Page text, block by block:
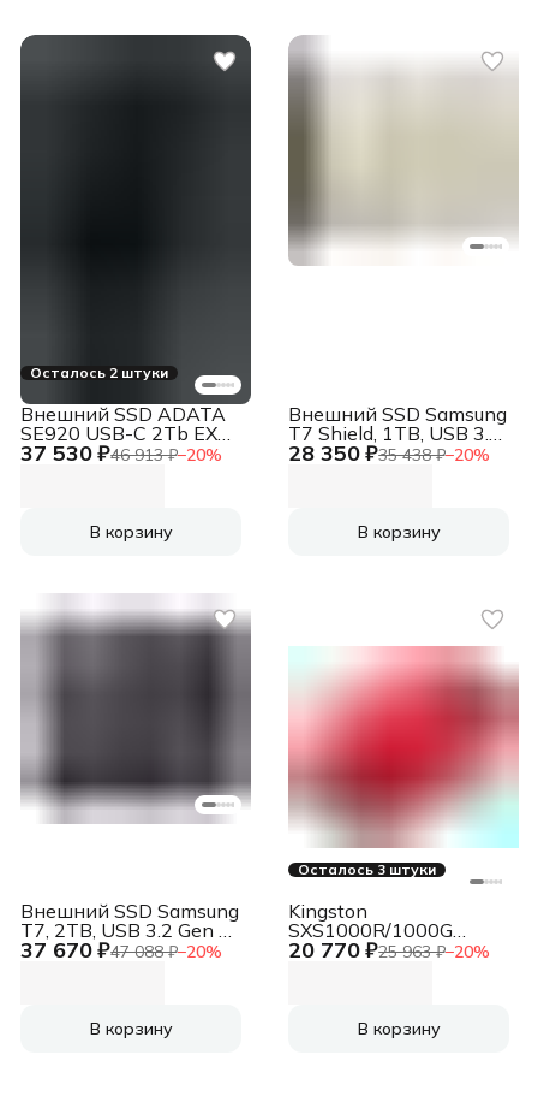
Осталось 2 штуки
37 530 ₽46 913 ₽−20%
Внешний SSD ADATA
SE920 USB-C 2Tb EXT.
черный
В корзину
28 350 ₽35 438 ₽−20%
Внешний SSD Samsung
T7 Shield, 1TB, USB 3.2
Gen 2 Type-C, R/W
В корзину
37 670 ₽47 088 ₽−20%
Внешний SSD Samsung
T7, 2TB, USB 3.2 Gen 2
Type-C, R/W
В корзину
Осталось 3 штуки
20 770 ₽25 963 ₽−20%
Kingston
SXS1000R/1000G
Твердотельный
В корзину